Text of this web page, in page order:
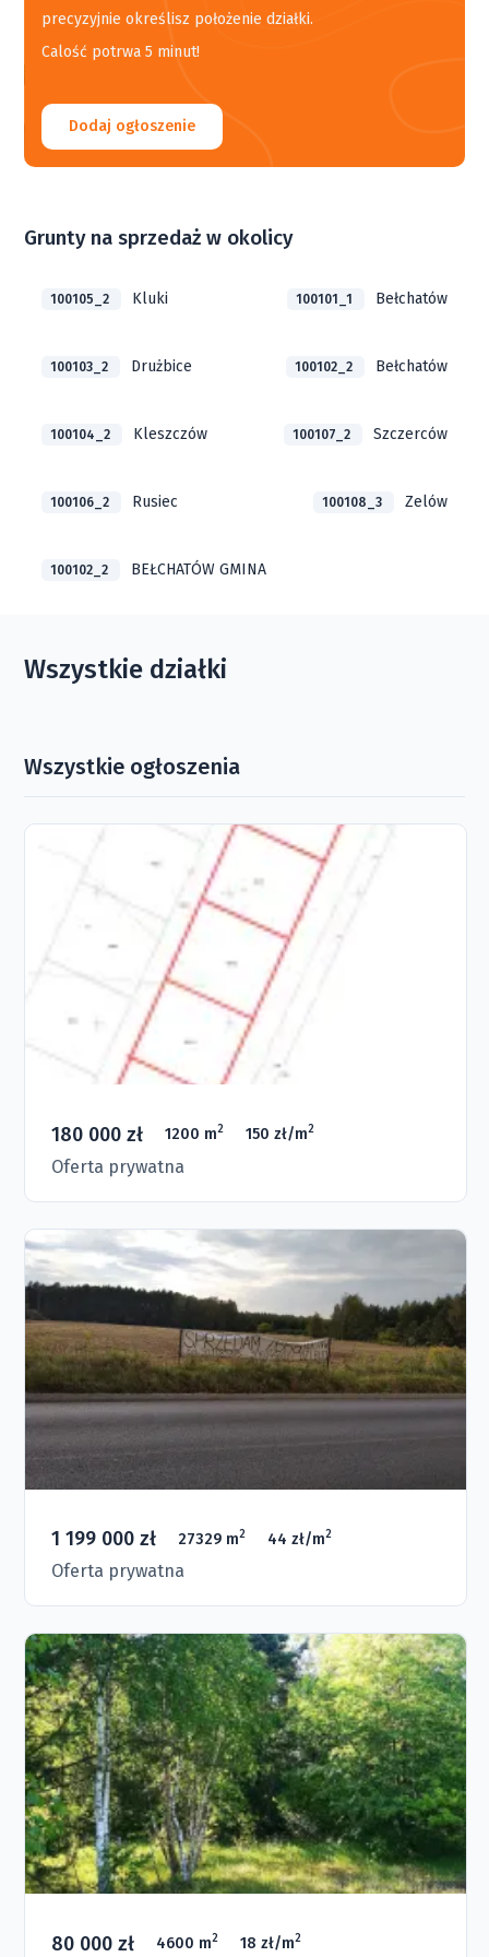
precyzyjnie określisz położenie działki.
Calość potrwa 5 minut!
Dodaj ogłoszenie
Grunty na sprzedaż w okolicy
100105_2 Kluki 100101_1 Bełchatów
100103_2 Drużbice 100102_2 Bełchatów
100104_2 Kleszczów 100107_2 Szczerców
100106_2 Rusiec 100108_3 Zelów
100102_2 BEŁCHATÓW GMINA
Wszystkie działki
Wszystkie ogłoszenia
180 000 zł 1200 m2 150 zł/m2
Oferta prywatna
1 199 000 zł 27329 m2 44 zł/m2
Oferta prywatna
80 000 zł 4600 m2 18 zł/m2